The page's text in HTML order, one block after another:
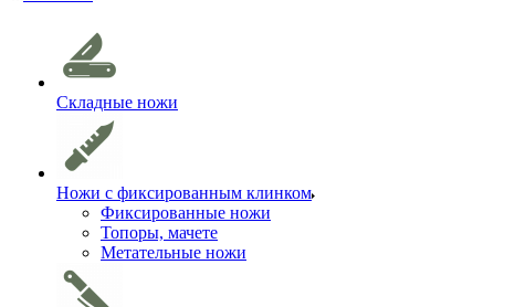
Складные ножи
Ножи с фиксированным клинком
Фиксированные ножи
Топоры, мачете
Метательные ножи